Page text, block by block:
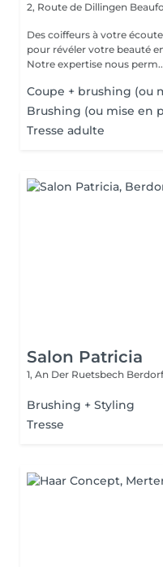
2, Route de Dillingen
Des coiffeurs à votre
pour révéler votre beauté
Notre expertise nous
Coupe + brushing (ou
Brushing (ou mise en
Tresse adulte
Salon Patricia
1, An Der Ruetsbech
Brushing + Styling
Tresse